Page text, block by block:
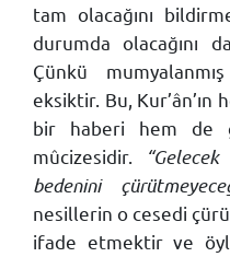
tam olacağını
durumda olacağını
Çünkü
eksiktir. Bu,
bir haberi hem de
mûcizesidir.
bedenini
nesillerin o cesedi
ifade etmektir ve